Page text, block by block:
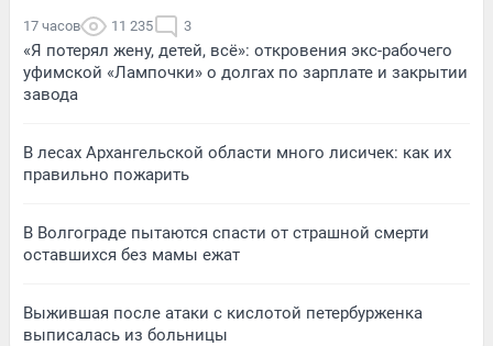
17 часов 11 235 3
«Я потерял жену, детей, всё»: откровения экс-рабочего
уфимской «Лампочки» о долгах по зарплате и закрытии
завода
В лесах Архангельской области много лисичек: как их
правильно пожарить
В Волгограде пытаются спасти от страшной смерти
оставшихся без мамы ежат
Выжившая после атаки с кислотой петербурженка
выписалась из больницы